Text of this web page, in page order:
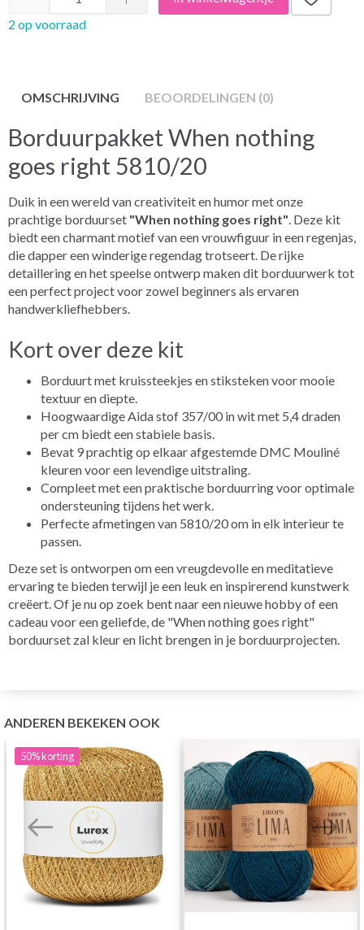
2 op voorraad
OMSCHRIJVING BEOORDELINGEN (0)
Borduurpakket When nothing
goes right 5810/20
Duik in een wereld van creativiteit en humor met onze
prachtige borduurset "When nothing goes right" . Deze kit
biedt een charmant motief van een vrouwfiguur in een regenjas,
die dapper een winderige regendag trotseert. De rijke
detaillering en het speelse ontwerp maken dit borduurwerk tot
een perfect project voor zowel beginners als ervaren
handwerkliefhebbers.
Kort over deze kit
Borduurt met kruissteekjes en stiksteken voor mooie
textuur en diepte.
Hoogwaardige Aida stof 357/00 in wit met 5,4 draden
per cm biedt een stabiele basis.
Bevat 9 prachtig op elkaar afgestemde DMC Mouliné
kleuren voor een levendige uitstraling.
Compleet met een praktische borduurring voor optimale
ondersteuning tijdens het werk.
Perfecte afmetingen van 5810/20 om in elk interieur te
passen.
Deze set is ontworpen om een vreugdevolle en meditatieve
ervaring te bieden terwijl je een leuk en inspirerend kunstwerk
creëert. Of je nu op zoek bent naar een nieuwe hobby of een
cadeau voor een geliefde, de "When nothing goes right"
borduurset zal kleur en licht brengen in je borduurprojecten.
ANDEREN BEKEKEN OOK
50%korting